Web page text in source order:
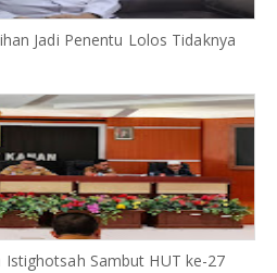
Jadi Penentu Lolos Tidaknya
Istighotsah Sambut HUT ke-27